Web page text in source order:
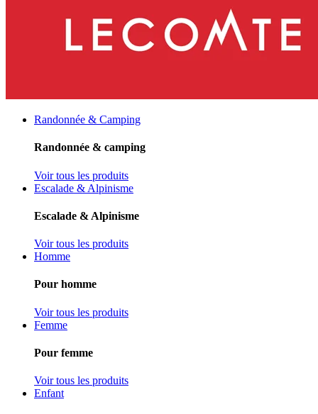
Randonnée & Camping
Randonnée & camping
Voir tous les produits
Escalade & Alpinisme
Escalade & Alpinisme
Voir tous les produits
Homme
Pour homme
Voir tous les produits
Femme
Pour femme
Voir tous les produits
Enfant